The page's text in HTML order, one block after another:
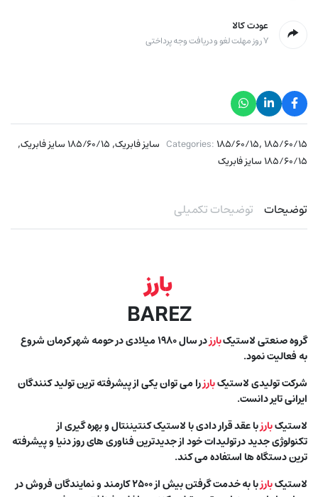
عودت کالا
۷ روز مهلت لغو و دریافت وجه پرداختی
Categories:۱۸۵/۶۰/۱۵,۱۸۵/۶۰/۱۵ سایز فابریک , ۱۸۵/۶۰/۱۵ سایز فابریک ,
۱۸۵/۶۰/۱۵ سایز فابریک
توضیحات توضیحات تکمیلی
بارز
BAREZ
گروه صنعتی لاستیکبارز
در سال ۱۹۸۰ میلادی در حومه شهر کرمان شروع
به فعالیت نمود.
شرکت تولیدی لاستیکبارزرا می توان یکی از پیشرفته ترین تولید کنندگان
ایرانی تایر دانست.
لاستیکبارزبا عقد قرار دادی با لاستیک کنتیننتال و بهره گیری از
تکنولوژی جدید در تولیدات خود از جدیدترین فناوری های روز دنیا و پیشرفته
ترین دستگاه ها استفاده می کند.
لاستیکبارز
با به خدمت گرفتن بیش از ۲۵۰۰ کارمند و نمایندگان فروش در